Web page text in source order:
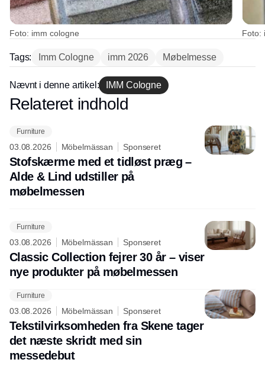
Foto: imm cologne Foto:
Tags: Imm Cologne imm 2026 Møbelmesse
Nævnt i denne artikel: IMM Cologne
Annonce
Relateret indhold
Furniture
03.08.2026 Möbelmässan Sponseret
Stofskærme med et tidløst præg –
Alde & Lind udstiller på
møbelmessen
Furniture
03.08.2026 Möbelmässan Sponseret
Classic Collection fejrer 30 år – viser
nye produkter på møbelmessen
Furniture
03.08.2026 Möbelmässan Sponseret
Tekstilvirksomheden fra Skene tager
det næste skridt med sin
messedebut